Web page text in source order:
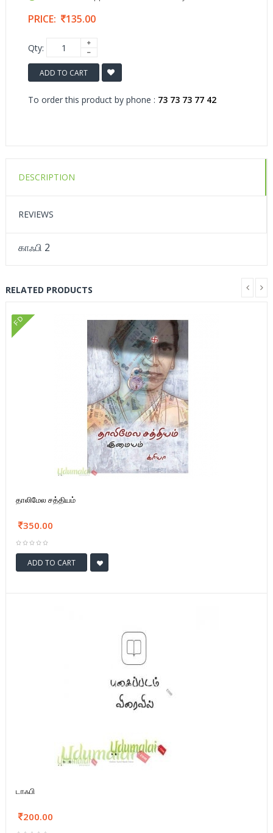
PRICE: 135.00
Qty:
ADD TO CART
To order this product by phone : 73 73 73 77 42
DESCRIPTION
REVIEWS
காஃபி 2
RELATED PRODUCTS
FD
தாலிமேல சத்தியம்
350.00
ADD TO CART
டாஃபி
200.00